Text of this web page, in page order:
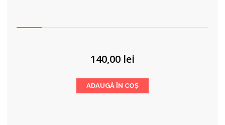
140,00 lei
ADAUGĂ ÎN COȘ